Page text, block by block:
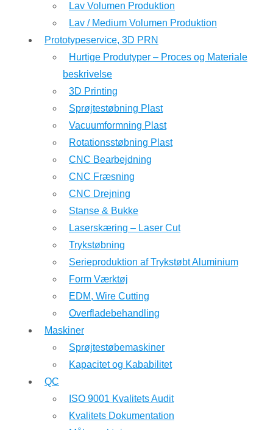
Lav Volumen Produktion
Lav / Medium Volumen Produktion
Prototypeservice, 3D PRN
Hurtige Produtyper – Proces og Materiale
beskrivelse
3D Printing
Sprøjtestøbning Plast
Vacuumformning Plast
Rotationsstøbning Plast
CNC Bearbejdning
CNC Fræsning
CNC Drejning
Stanse & Bukke
Laserskæring – Laser Cut
Trykstøbning
Serieproduktion af Trykstøbt Aluminium
Form Værktøj
EDM, Wire Cutting
Overfladebehandling
Maskiner
Sprøjtestøbemaskiner
Kapacitet og Kababilitet
QC
ISO 9001 Kvalitets Audit
Kvalitets Dokumentation